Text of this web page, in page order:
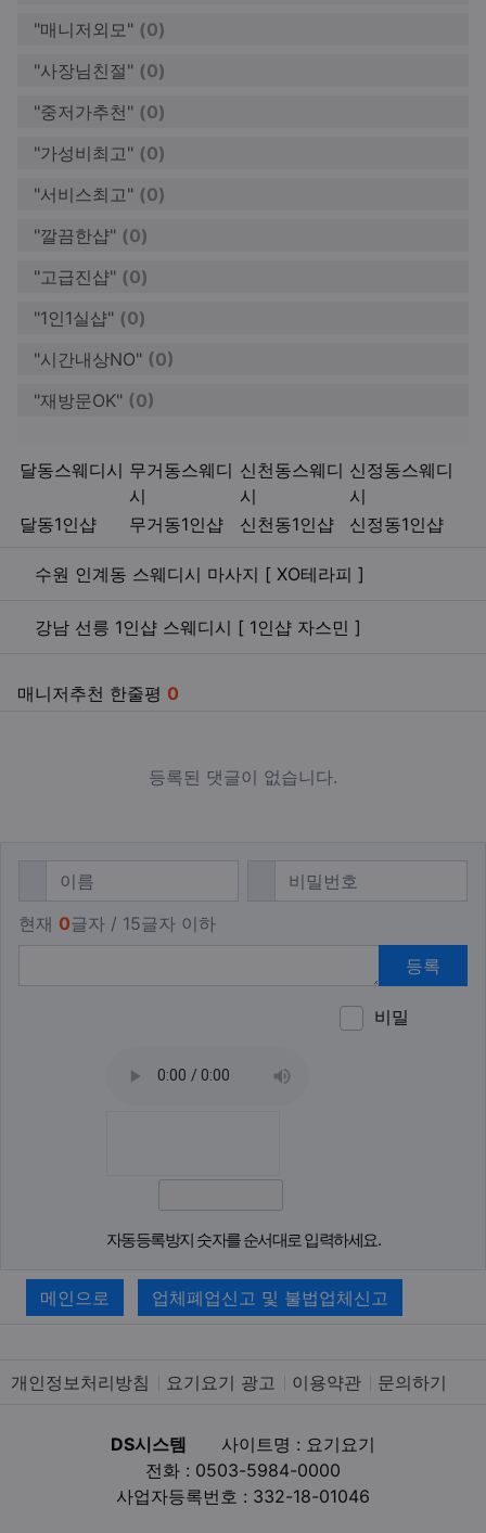
"매니저외모" (0)
"사장님친절" (0)
"중저가추천" (0)
"가성비최고" (0)
"서비스최고" (0)
"깔끔한샵" (0)
"고급진샵" (0)
"1인1실샵" (0)
"시간내상NO" (0)
"재방문OK" (0)
달동스웨디시 무거동스웨디
시
신천동스웨디
시
신정동스웨디
시
달동1인샵
무거동1인샵 신천동1인샵 신정동1인샵
키워드
관련자료
수원 인계동 스웨디시 마사지 [ XO테라피 ]
강남 선릉 1인샵 스웨디시 [ 1인샵 자스민 ]
매니저추천 한줄평 0
등록된 댓글이 없습니다.
댓글쓰기
필수 비밀번호필수
현재 0글자 / 15글자 이하
등록
비밀
자동등록방지 숫자를 순서대로 입력하세요.
메인으로 업체폐업신고 및 불법업체신고
개인정보처리방침 요기요기 광고 이용약관 문의하기
DS시스템
사이트명 : 요기요기
전화 : 0503-5984-0000
사업자등록번호 : 332-18-01046